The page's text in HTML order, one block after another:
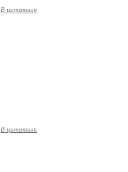
В цитатник
В цитатник